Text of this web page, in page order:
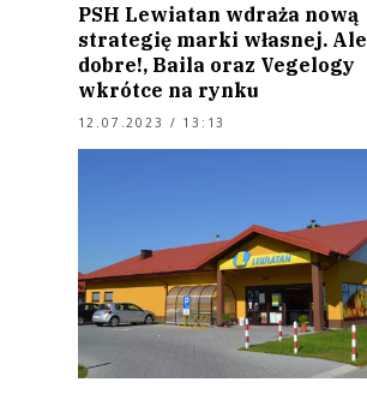
PSH Lewiatan wdraża nową
strategię marki własnej. Ale
dobre!, Baila oraz Vegelogy
wkrótce na rynku
12.07.2023 / 13:13